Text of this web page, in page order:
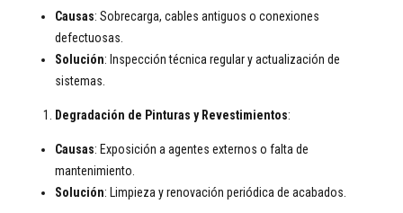
Causas: Sobrecarga, cables antiguos o conexiones
defectuosas.
Solución: Inspección técnica regular y actualización de
sistemas.
Degradación de Pinturas y Revestimientos:
Causas: Exposición a agentes externos o falta de
mantenimiento.
Solución: Limpieza y renovación periódica de acabados.